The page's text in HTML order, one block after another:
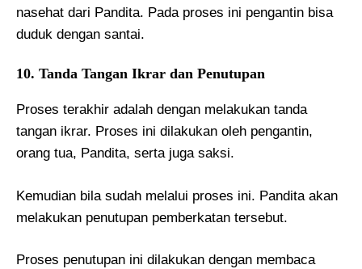
nasehat dari Pandita. Pada proses ini pengantin bisa
duduk dengan santai.
10. Tanda Tangan Ikrar dan Penutupan
Proses terakhir adalah dengan melakukan tanda
tangan ikrar. Proses ini dilakukan oleh pengantin,
orang tua, Pandita, serta juga saksi.
Kemudian bila sudah melalui proses ini. Pandita akan
melakukan penutupan pemberkatan tersebut.
Proses penutupan ini dilakukan dengan membaca